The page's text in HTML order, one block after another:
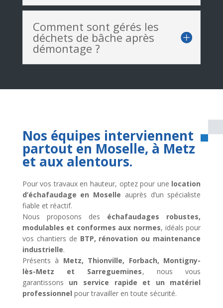
Comment sont gérés les
déchets de bâche après
démontage ?
Nos équipes interviennent
partout en Moselle, à Metz
et aux alentours.
Pour vos travaux en hauteur, optez pour une location
d’échafaudage en Moselle auprès d’un spécialiste
fiable et réactif.
Nous proposons des échafaudages robustes,
modulables et conformes aux normes, idéals pour
vos chantiers de BTP, rénovation ou maintenance
industrielle.
Présents à Metz, Thionville, Forbach, Montigny-
lès-Metz et Sarreguemines, nous vous
garantissons un service rapide et un matériel
professionnel pour travailler en toute sécurité.